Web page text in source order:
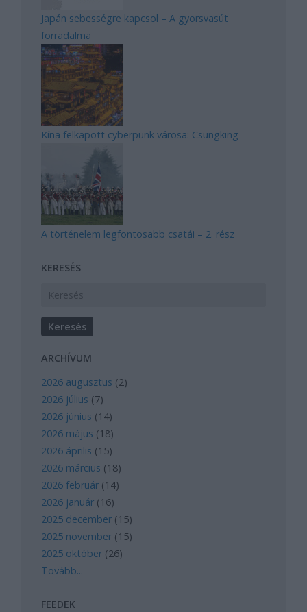
Japán sebességre kapcsol – A gyorsvasút
forradalma
Kína felkapott cyberpunk városa: Csungking
A történelem legfontosabb csatái – 2. rész
KERESÉS
ARCHÍVUM
2026 augusztus (2)
2026 július (7)
2026 június (14)
2026 május (18)
2026 április (15)
2026 március (18)
2026 február (14)
2026 január (16)
2025 december (15)
2025 november (15)
2025 október (26)
Tovább...
FEEDEK